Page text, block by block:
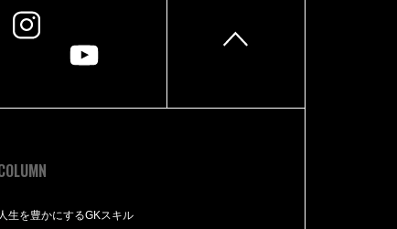
人生を豊かにするGKスキル